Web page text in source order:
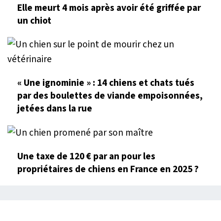
Elle meurt 4 mois après avoir été griffée par
un chiot
« Une ignominie » : 14 chiens et chats tués
par des boulettes de viande empoisonnées,
jetées dans la rue
Une taxe de 120 € par an pour les
propriétaires de chiens en France en 2025 ?